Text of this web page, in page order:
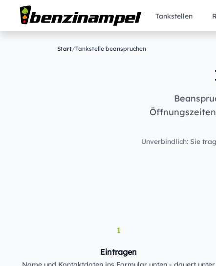
Tankstellen
Start/Tankstelle beanspruchen
Unverbindlich: Sie
1
Eintragen